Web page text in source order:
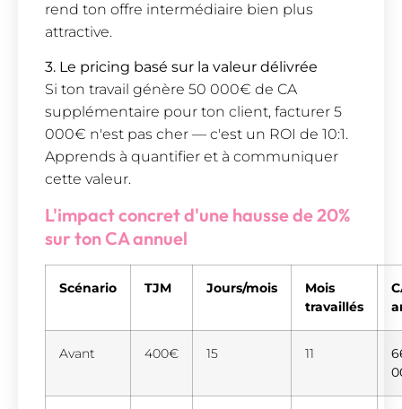
rend ton offre intermédiaire bien plus
attractive.
3. Le pricing basé sur la valeur délivrée
Si ton travail génère 50 000€ de CA
supplémentaire pour ton client, facturer 5
000€ n'est pas cher — c'est un ROI de 10:1.
Apprends à quantifier et à communiquer
cette valeur.
L'impact concret d'une hausse de 20%
sur ton CA annuel
Scénario TJM Jours/mois
Mois
travaillés
Avant 400€ 15 11